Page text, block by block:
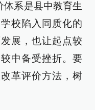
体系是县中教育生
校陷入同质化的
展，也让起点较
中备受挫折。要
革评价方法，树